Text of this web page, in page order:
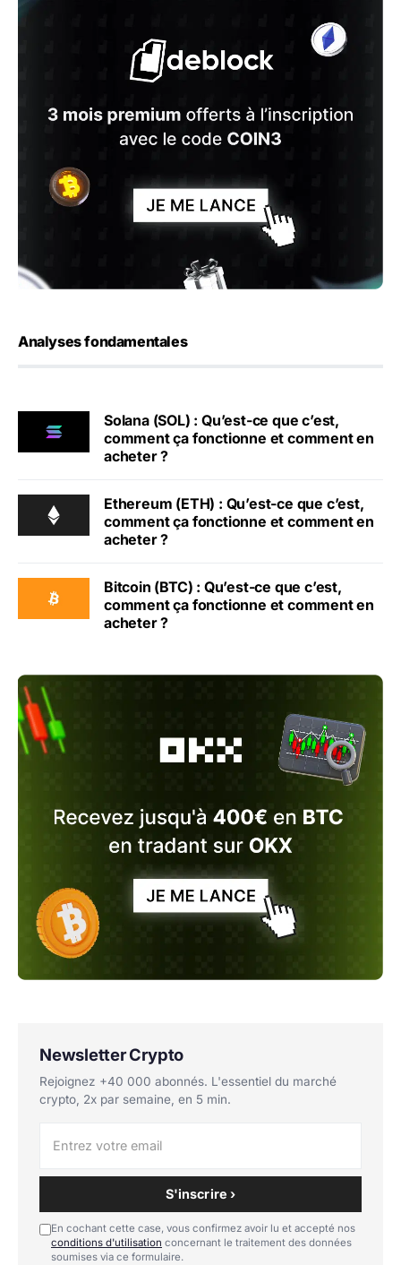
Analyses fondamentales
Solana (SOL) : Qu’est-ce que c’est,
comment ça fonctionne et comment en
acheter ?
Ethereum (ETH) : Qu’est-ce que c’est,
comment ça fonctionne et comment en
acheter ?
Bitcoin (BTC) : Qu’est-ce que c’est,
comment ça fonctionne et comment en
acheter ?
Newsletter Crypto
Rejoignez +40 000 abonnés. L'essentiel du marché
crypto, 2x par semaine, en 5 min.
S'inscrire ›
En cochant cette case, vous confirmez avoir lu et accepté nos
conditions d'utilisation concernant le traitement des données
soumises via ce formulaire.